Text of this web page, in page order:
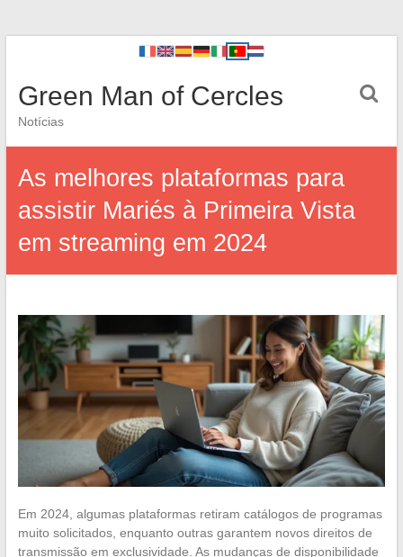
Green Man of Cercles
Notícias
As melhores plataformas para
assistir Mariés à Primeira Vista
em streaming em 2024
Em 2024, algumas plataformas retiram catálogos de programas
muito solicitados, enquanto outras garantem novos direitos de
transmissão em exclusividade. As mudanças de disponibilidade